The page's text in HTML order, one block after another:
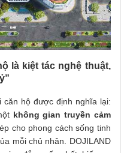
là kiệt tác nghệ thuật,
căn hộ được định nghĩa lại:
không gian truyền cảm
cho phong cách sống tinh
mỗi chủ nhân. DOJILAND